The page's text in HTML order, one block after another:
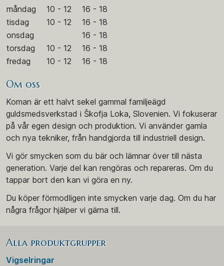
måndag 10 - 12
16 - 18
tisdag
10 - 12
16 - 18
onsdag
16 - 18
torsdag
10 - 12
16 - 18
fredag
10 - 12 16 - 18
Om oss
Koman är ett halvt sekel gammal familjeägd
guldsmedsverkstad i Škofja Loka, Slovenien. Vi fokuserar
på vår egen design och produktion. Vi använder gamla
och nya tekniker, från handgjorda till industriell design.
Vi gör smycken som du bär och lämnar över till nästa
generation. Varje del kan rengöras och repareras. Om du
tappar bort den kan vi göra en ny.
Du köper förmodligen inte smycken varje dag. Om du har
några frågor hjälper vi gärna till.
Alla produktgrupper
Vigselringar